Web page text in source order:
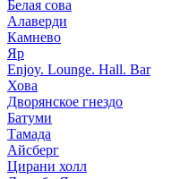
Белая сова
Алаверди
Камнево
Яр
Enjoy. Lounge. Hall. Bar
Хова
Дворянское гнездо
Батуми
Тамада
Айсберг
Цирани холл